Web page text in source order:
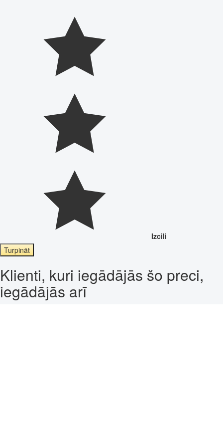
Izcili
Turpināt
Klienti, kuri iegādājās šo preci,
iegādājās arī